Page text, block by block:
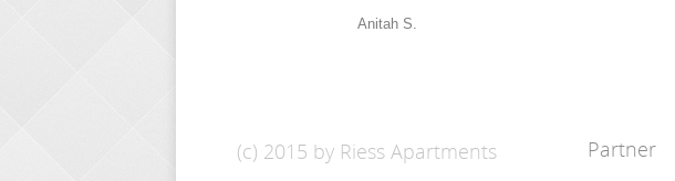
Anitah S.
(c) 2015 by Riess Apartments Partner